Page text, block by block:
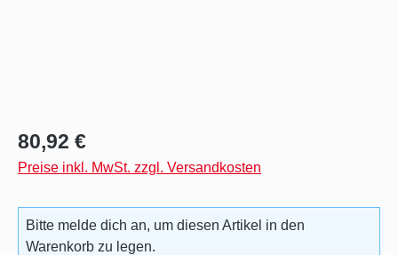
Regulärer Preis:
80,92 €
Preise inkl. MwSt. zzgl. Versandkosten
Bitte melde dich an, um diesen Artikel in den
Warenkorb zu legen.